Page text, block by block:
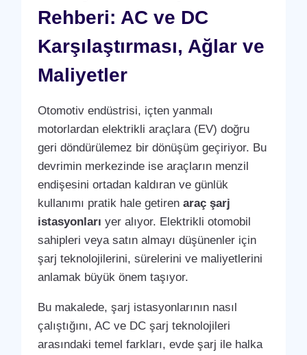
Rehberi: AC ve DC
Karşılaştırması, Ağlar ve
Maliyetler
Otomotiv endüstrisi, içten yanmalı
motorlardan elektrikli araçlara (EV) doğru
geri döndürülemez bir dönüşüm geçiriyor. Bu
devrimin merkezinde ise araçların menzil
endişesini ortadan kaldıran ve günlük
kullanımı pratik hale getiren araç şarj
istasyonları yer alıyor. Elektrikli otomobil
sahipleri veya satın almayı düşünenler için
şarj teknolojilerini, sürelerini ve maliyetlerini
anlamak büyük önem taşıyor.
Bu makalede, şarj istasyonlarının nasıl
çalıştığını, AC ve DC şarj teknolojileri
arasındaki temel farkları, evde şarj ile halka